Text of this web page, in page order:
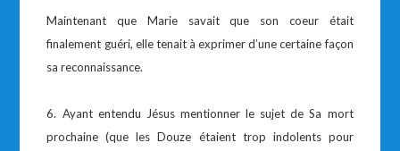
Maintenant que Marie savait que son coeur était
finalement guéri, elle tenait à exprimer d’une certaine façon
sa reconnaissance.
6. Ayant entendu Jésus mentionner le sujet de Sa mort
prochaine (que les Douze étaient trop indolents pour